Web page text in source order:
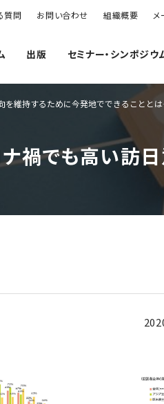
質問 お問い合わせ 組織概要 メ
出版 セミナー・シンポジウ
維持するために今発地でできることと
禍でも高い訪